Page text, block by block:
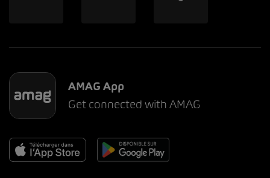
AMAG App
Get connected with AMAG